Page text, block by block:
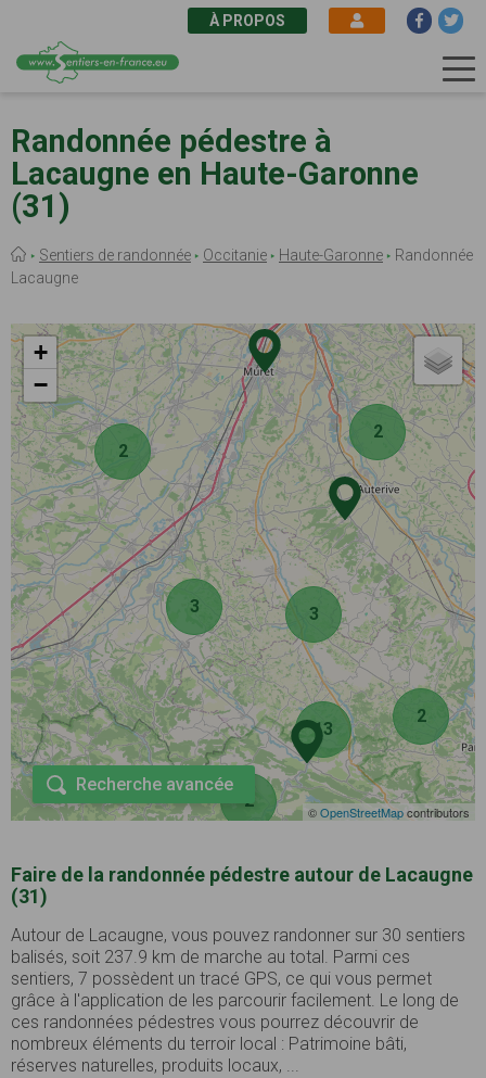
au
contenu
principal
À PROPOS
Randonnée pédestre à
Lacaugne en Haute-Garonne
(31)
Fil
d'Ariane
Sentiers de randonnée Occitanie Haute-Garonne
Randonnée
Lacaugne
2
2
2
2
13
3 3
+
−
©OpenStreetMapcontributors
Recherche avancée
Faire de la randonnée pédestre autour de Lacaugne
(31)
Autour de Lacaugne, vous pouvez randonner sur 30 sentiers
balisés, soit 237.9 km de marche au total. Parmi ces
sentiers, 7 possèdent un tracé GPS, ce qui vous permet
grâce à l'application de les parcourir facilement. Le long de
ces randonnées pédestres vous pourrez découvrir de
nombreux éléments du terroir local : Patrimoine bâti,
réserves naturelles, produits locaux, ...